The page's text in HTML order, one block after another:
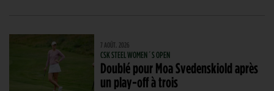
7 AOÛT. 2026
CSK STEEL WOMEN´S OPEN
Doublé pour Moa Svedenskiold après
un play-off à trois